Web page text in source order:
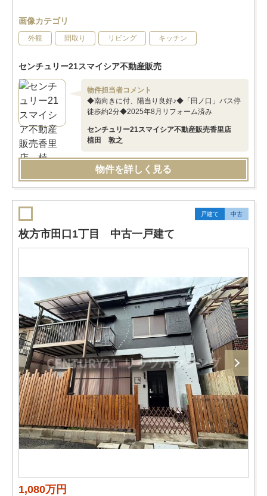
画像カテゴリ
外観 間取り リビング キッチン
センチュリー21スマイシア不動産販売
物件担当者コメント
◆南向きに付、陽当り良好♪◆「田ノ口」バス停
徒歩約2分◆2025年8月リフォーム済み
センチュリー21スマイシア不動産販売香里店
植田 敦之
物件を詳しく見る
戸建て 中古
枚方市田口1丁目 中古一戸建て
1,080万円